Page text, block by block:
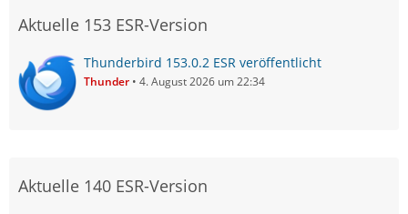
Aktuelle 153 ESR-Version
Thunderbird 153.0.2 ESR veröffentlicht
Thunder 4. August 2026 um 22:34
Aktuelle 140 ESR-Version